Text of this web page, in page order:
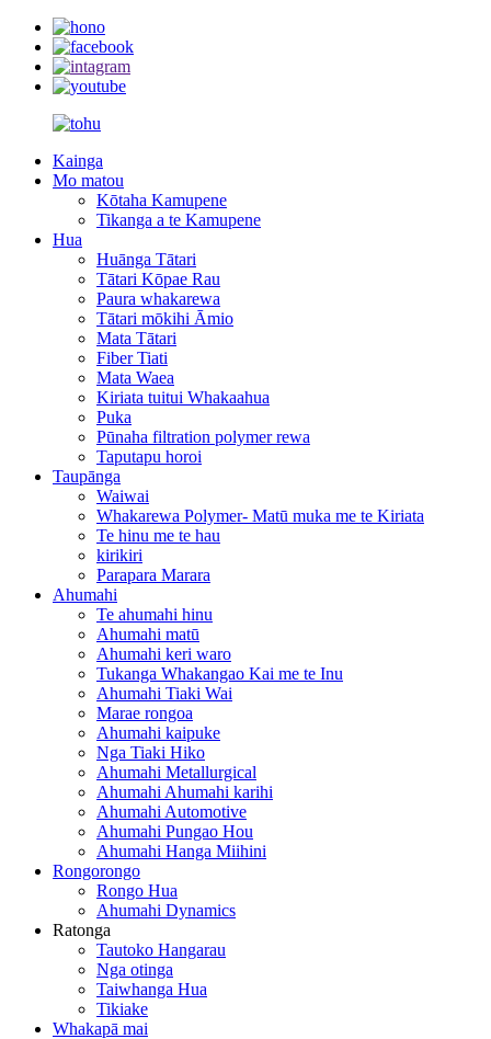
Kainga
Mo matou
Kōtaha Kamupene
Tikanga a te Kamupene
Hua
Huānga Tātari
Tātari Kōpae Rau
Paura whakarewa
Tātari mōkihi Āmio
Mata Tātari
Fiber Tiati
Mata Waea
Kiriata tuitui Whakaahua
Puka
Pūnaha filtration polymer rewa
Taputapu horoi
Taupānga
Waiwai
Whakarewa Polymer- Matū muka me te Kiriata
Te hinu me te hau
kirikiri
Parapara Marara
Ahumahi
Te ahumahi hinu
Ahumahi matū
Ahumahi keri waro
Tukanga Whakangao Kai me te Inu
Ahumahi Tiaki Wai
Marae rongoa
Ahumahi kaipuke
Nga Tiaki Hiko
Ahumahi Metallurgical
Ahumahi Ahumahi karihi
Ahumahi Automotive
Ahumahi Pungao Hou
Ahumahi Hanga Miihini
Rongorongo
Rongo Hua
Ahumahi Dynamics
Ratonga
Tautoko Hangarau
Nga otinga
Taiwhanga Hua
Tikiake
Whakapā mai